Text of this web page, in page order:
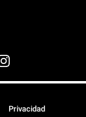
Privacidad